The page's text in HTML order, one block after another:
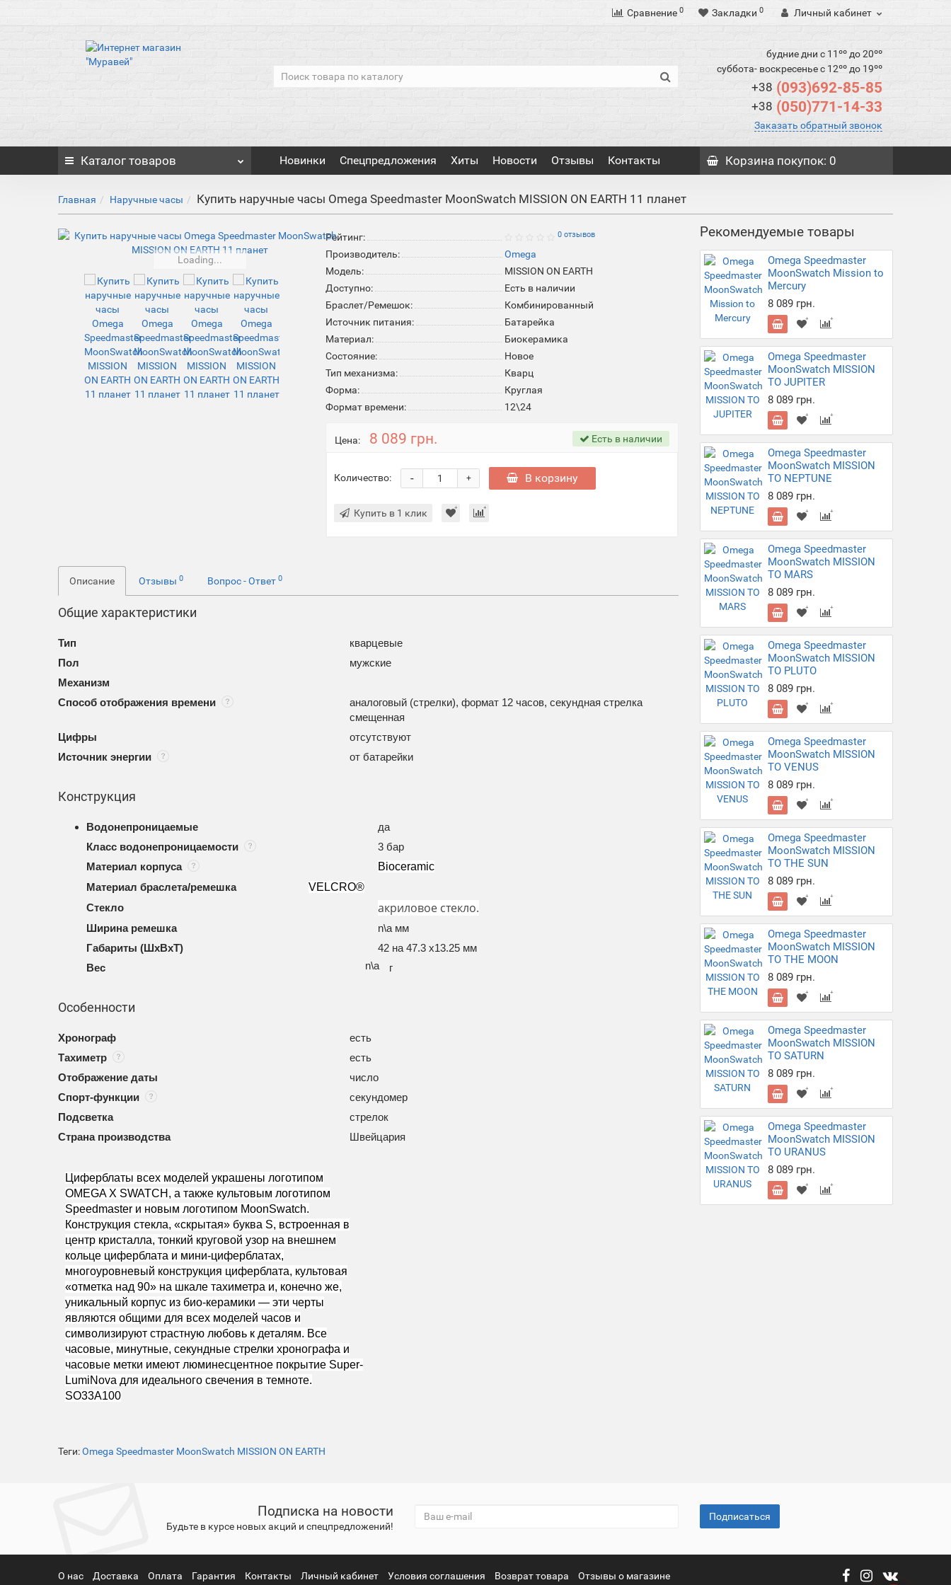
Сравнение 0 Закладки 0 Личный кабинет
будние дни с 11ºº до 20ºº
суббота- воскресенье с 12ºº до 19ºº
+38 (093)692-85-85
+38 (050)771-14-33
Заказать обратный звонок
Каталог товаров Новинки Спецпредложения Хиты Новости Отзывы Контакты Корзина покупок: 0
Главная Наручные часы Купить наручные часы Omega Speedmaster MoonSwatch MISSION ON EARTH 11 планет
Loading...
Рейтинг: 0 отзывов
Производитель:
Omega
Модель:
MISSION ON EARTH
Доступно:
Есть в наличии
Браслет/Ремешок:
Комбинированный
Источник питания:
Батарейка
Материал:
Биокерамика
Состояние:
Новое
Тип механизма:
Кварц
Форма:
Круглая
Формат времени:
12\24
Цена: 8 089 грн. Есть в наличии
Количество: +
- В корзину
Купить в 1 клик
Описание Отзывы0 Вопрос - Ответ0
Общие характеристики
Тип
кварцевые
Пол
мужские
Механизм
Способ отображения времени
аналоговый (стрелки), формат 12 часов, секундная стрелка
смещенная
Цифры
отсутствуют
Источник энергии
от батарейки
Конструкция
Водонепроницаемые
да
Класс водонепроницаемости
3 бар
Материал корпуса
Bioceramic
Материал браслета/ремешка
VELCRO®
Стекло
акриловое стекло.
Ширина ремешка
n\a мм
Габариты (ШхВхТ)
42 на 47.3 x13.25 мм
Вес
n\a г
Особенности
Хронограф
есть
Тахиметр
есть
Отображение даты
число
Спорт-функции
секундомер
Подсветка
стрелок
Страна производства
Швейцария
Циферблаты всех моделей украшены логотипом
OMEGA X SWATCH, а также культовым логотипом
Speedmaster и новым логотипом MoonSwatch.
Конструкция стекла, «скрытая» буква S, встроенная в
центр кристалла, тонкий круговой узор на внешнем
кольце циферблата и мини-циферблатах,
многоуровневый конструкция циферблата, культовая
«отметка над 90» на шкале тахиметра и, конечно же,
уникальный корпус из био-керамики — эти черты
являются общими для всех моделей часов и
символизируют страстную любовь к деталям. Все
часовые, минутные, секундные стрелки хронографа и
часовые метки имеют люминесцентное покрытие Super-
LumiNova для идеального свечения в темноте.
SO33A100
Теги:Omega Speedmaster MoonSwatch MISSION ON EARTH
Рекомендуемые товары
Omega Speedmaster
MoonSwatch Mission to
Mercury
8 089 грн.
Omega Speedmaster
MoonSwatch MISSION
TO JUPITER
8 089 грн.
Omega Speedmaster
MoonSwatch MISSION
TO NEPTUNE
8 089 грн.
Omega Speedmaster
MoonSwatch MISSION
TO MARS
8 089 грн.
Omega Speedmaster
MoonSwatch MISSION
TO PLUTO
8 089 грн.
Omega Speedmaster
MoonSwatch MISSION
TO VENUS
8 089 грн.
Omega Speedmaster
MoonSwatch MISSION
TO THE SUN
8 089 грн.
Omega Speedmaster
MoonSwatch MISSION
TO THE MOON
8 089 грн.
Omega Speedmaster
MoonSwatch MISSION
TO SATURN
8 089 грн.
Omega Speedmaster
MoonSwatch MISSION
TO URANUS
8 089 грн.
Подписка на новости
Будьте в курсе новых акций и спецпредложений!
Подписаться
О нас Доставка Оплата Гарантия Контакты Личный кабинет Условия соглашения Возврат товара Отзывы о магазине